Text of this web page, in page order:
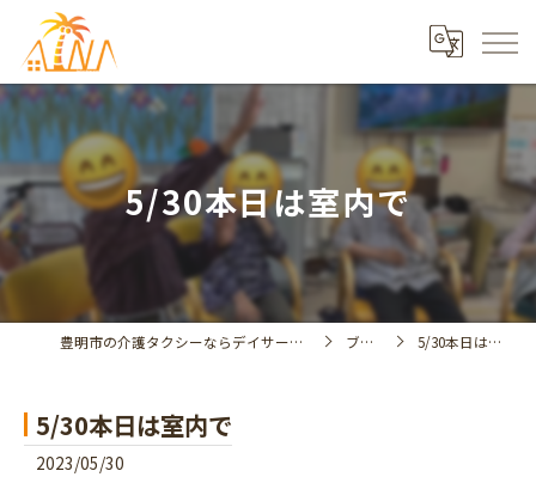
5/30本日は室内で
豊明市の介護タクシーならデイサービスアイナ ブログ 5/30本日は室内で
5/30本日は室内で
2023/05/30